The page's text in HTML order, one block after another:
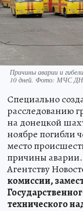
Причины аварии и
10 дней. Фото: МЧС
Специально
расследованию
на донецкой
ноябре погибли
место
причины
Агентству
комиссии,
технического